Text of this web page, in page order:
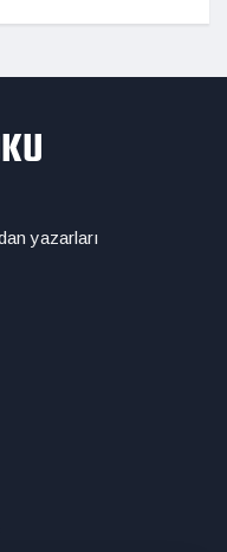
yazarları